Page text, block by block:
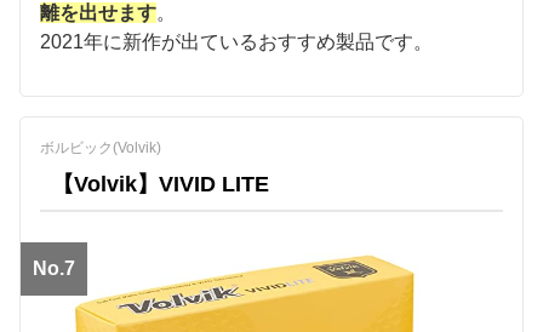
離を出せます。
2021年に新作が出ているおすすめ製品です。
ボルビック(Volvik)
【Volvik】VIVID LITE
No.7